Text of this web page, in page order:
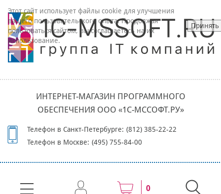
ИНТЕРНЕТ-МАГАЗИН ПРОГРАММНОГО
ОБЕСПЕЧЕНИЯ ООО «1С-МССОФТ.РУ»
Телефон в Санкт-Петербурге: (812) 385-22-22
Телефон в Москве: (495) 755-84-00
0
Этот сайт использует файлы cookie для улучшения
вашего пользовательского опыта. Продолжая
пользоваться сайтом, вы соглашаетесь на их
использование.
Принять